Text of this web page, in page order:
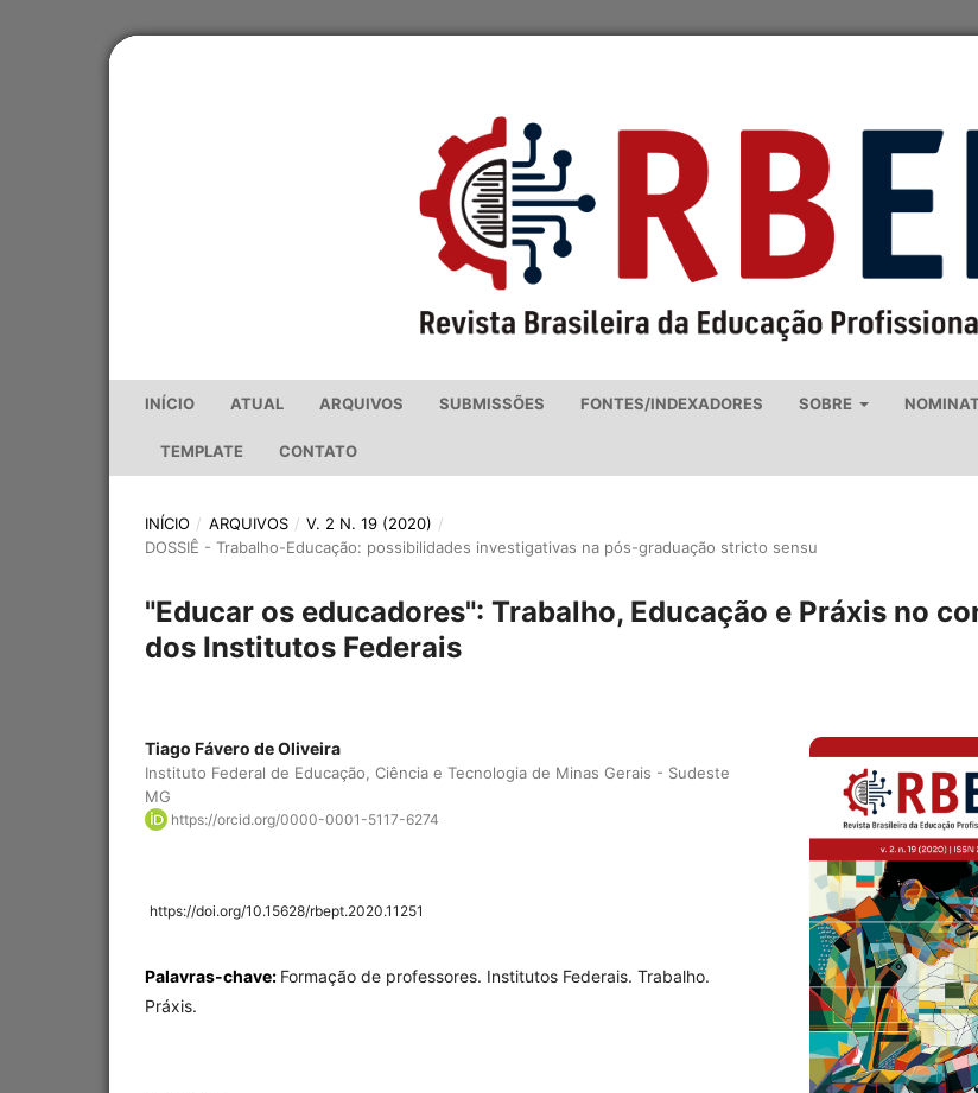
INÍCIO ATUAL ARQUIVOS SUBMISSÕES FONTES/INDEXADORES SOBRE
TEMPLATE CONTATO
INÍCIO / ARQUIVOS / V. 2 N. 19 (2020) /
DOSSIÊ - Trabalho-Educação: possibilidades investigativas na pós-graduação stricto sensu
"Educar os educadores": Trabalho, Educação e Práxis no
dos Institutos Federais
Tiago Fávero de Oliveira
Instituto Federal de Educação, Ciência e Tecnologia de Minas Gerais - Sudeste
MG
https://orcid.org/0000-0001-5117-6274
https://doi.org/10.15628/rbept.2020.11251
Palavras-chave: Formação de professores. Institutos Federais. Trabalho.
Práxis.